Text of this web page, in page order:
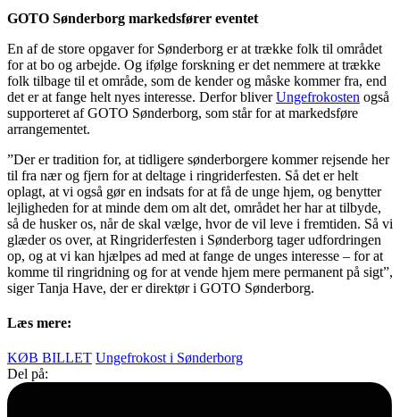
GOTO Sønderborg markedsfører eventet
En af de store opgaver for Sønderborg er at trække folk til området
for at bo og arbejde. Og ifølge forskning er det nemmere at trække
folk tilbage til et område, som de kender og måske kommer fra, end
det er at fange helt nyes interesse. Derfor bliverUngefrokosten også
supporteret af GOTO Sønderborg, som står for at markedsføre
arrangementet.
”Der er tradition for, at tidligere sønderborgere kommer rejsende her
til fra nær og fjern for at deltage i ringriderfesten. Så det er helt
oplagt, at vi også gør en indsats for at få de unge hjem, og benytter
lejligheden for at minde dem om alt det, området her har at tilbyde,
så de husker os, når de skal vælge, hvor de vil leve i fremtiden. Så vi
glæder os over, at Ringriderfesten i Sønderborg tager udfordringen
op, og at vi kan hjælpes ad med at fange de unges interesse – for at
komme til ringridning og for at vende hjem mere permanent på sigt”,
siger Tanja Have, der er direktør i GOTO Sønderborg.
Læs mere:
KØB BILLET Ungefrokost i Sønderborg
Del på: